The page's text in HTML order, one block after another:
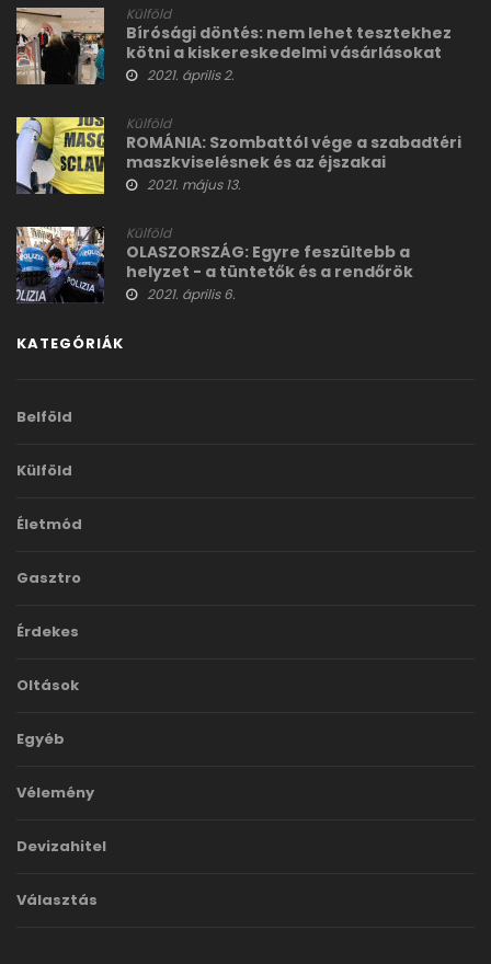
Külföld
Bírósági döntés: nem lehet tesztekhez
kötni a kiskereskedelmi vásárlásokat
2021. április 2.
Külföld
ROMÁNIA: Szombattól vége a szabadtéri
maszkviselésnek és az éjszakai
korlátozásoknak
2021. május 13.
Külföld
OLASZORSZÁG: Egyre feszültebb a
helyzet - a tüntetők és a rendőrök
összecsaptak az utcákon
2021. április 6.
KATEGÓRIÁK
Belföld
Külföld
Életmód
Gasztro
Érdekes
Oltások
Egyéb
Vélemény
Devizahitel
Választás